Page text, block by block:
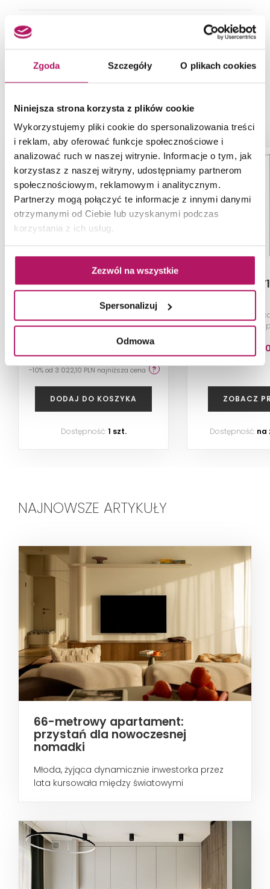
Zgoda Szczegóły O plikach cookies
Niniejsza strona korzysta z plików cookie
Wykorzystujemy pliki cookie do spersonalizowania treści
i reklam, aby oferować funkcje społecznościowe i
analizować ruch w naszej witrynie. Informacje o tym, jak
korzystasz z naszej witryny, udostępniamy partnerom
społecznościowym, reklamowym i analitycznym.
Partnerzy mogą połączyć te informacje z innymi danymi
otrzymanymi od Ciebie lub uzyskanymi podczas
korzystania z ich usług.
Zezwól na wszystkie
Spersonalizuj
Odmowa
PRODUKTY Z KOLEKCJI
-10%
IO Vera VE13WL12001307
jednoczęściowe lewe z
elementem stałym w linii, bez
profilu, złoty szczotkowany,
120x200 cm
2 712,20 PLN
-10% od 3 022,10 PLN najniższa cena
DODAJ DO KOSZYKA
Dostępność:1 szt.
IO Vera
Ścianka
profilem, chrom
1
ZOBACZ
Dostępność: na
NAJNOWSZE ARTYKUŁY
66-metrowy apartament:
przystań dla nowoczesnej
nomadki
Młoda, żyjąca dynamicznie inwestorka przez
lata kursowała między światowymi